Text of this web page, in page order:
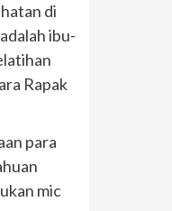
di
ibu-
Rapak
para
mic